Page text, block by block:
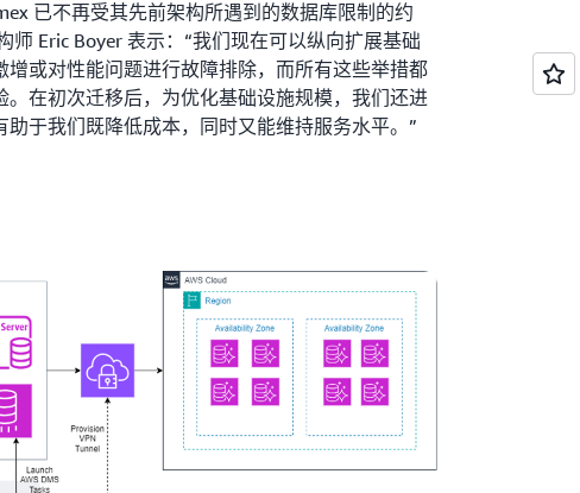
已不再受其先前架构所遇到的数据库限制的约
师 Eric Boyer 表示：“我们现在可以纵向扩展基础
增或对性能问题进行故障排除，而所有这些举措都
。在初次迁移后，为优化基础设施规模，我们还进
于我们既降低成本，同时又能维持服务水平。”
了优化。
保持其服务运行而管理或采购硬件，因此每年节省
成本。该公司可以无缝扩展，以支持新的区域和客
开销。Boyer 表示：“几年前，我们遇到一位潜在客
我们的系统上创建数百个项目。先前的架构无法支
我们现在还可以纵向扩展业务和技术。”